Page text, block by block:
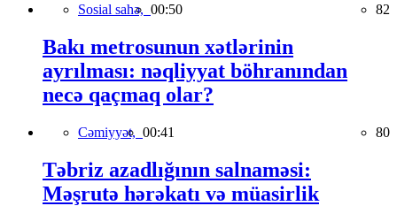
Sosial sahə, 00:50 82
Bakı metrosunun xətlərinin
ayrılması: nəqliyyat böhranından
necə qaçmaq olar?
Cəmiyyət, 00:41 80
Təbriz azadlığının salnaməsi:
Məşrutə hərəkatı və müasirlik